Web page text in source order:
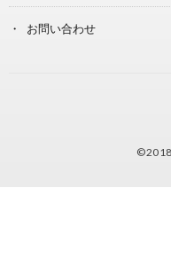
お問い合わせ
©2018